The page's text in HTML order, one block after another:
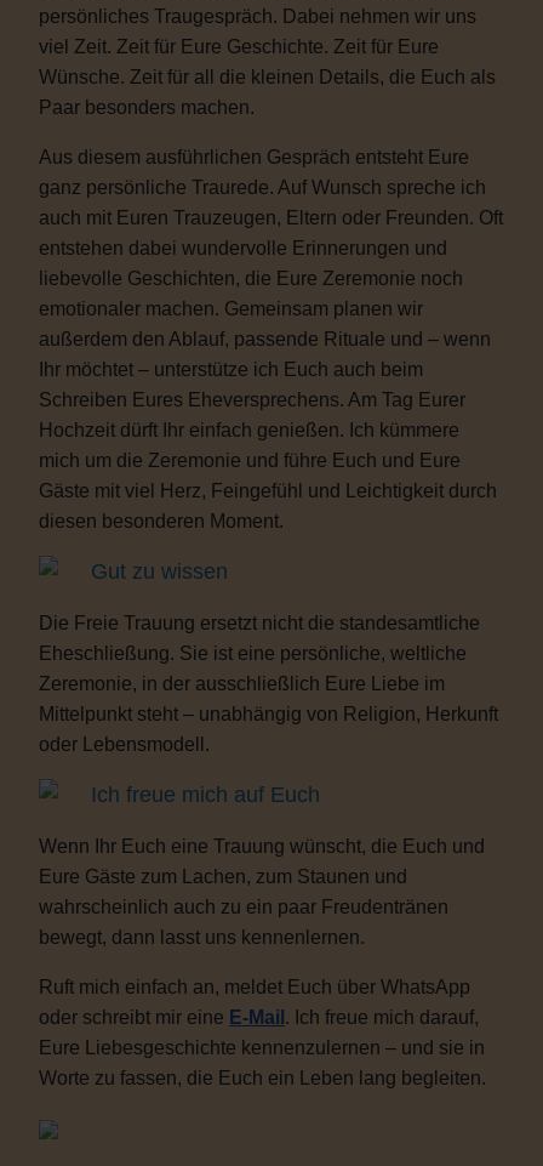
persönliches Traugespräch. Dabei nehmen wir uns
viel Zeit. Zeit für Eure Geschichte. Zeit für Eure
Wünsche. Zeit für all die kleinen Details, die Euch als
Paar besonders machen.
Aus diesem ausführlichen Gespräch entsteht Eure
ganz persönliche Traurede. Auf Wunsch spreche ich
auch mit Euren Trauzeugen, Eltern oder Freunden. Oft
entstehen dabei wundervolle Erinnerungen und
liebevolle Geschichten, die Eure Zeremonie noch
emotionaler machen. Gemeinsam planen wir
außerdem den Ablauf, passende Rituale und – wenn
Ihr möchtet – unterstütze ich Euch auch beim
Schreiben Eures Eheversprechens. Am Tag Eurer
Hochzeit dürft Ihr einfach genießen. Ich kümmere
mich um die Zeremonie und führe Euch und Eure
Gäste mit viel Herz, Feingefühl und Leichtigkeit durch
diesen besonderen Moment.
Gut zu wissen
Die Freie Trauung ersetzt nicht die standesamtliche
Eheschließung. Sie ist eine persönliche, weltliche
Zeremonie, in der ausschließlich Eure Liebe im
Mittelpunkt steht – unabhängig von Religion, Herkunft
oder Lebensmodell.
Ich freue mich auf Euch
Wenn Ihr Euch eine Trauung wünscht, die Euch und
Eure Gäste zum Lachen, zum Staunen und
wahrscheinlich auch zu ein paar Freudentränen
bewegt, dann lasst uns kennenlernen.
Ruft mich einfach an, meldet Euch über WhatsApp
oder schreibt mir eine E-Mail . Ich freue mich darauf,
Eure Liebesgeschichte kennenzulernen – und sie in
Worte zu fassen, die Euch ein Leben lang begleiten.